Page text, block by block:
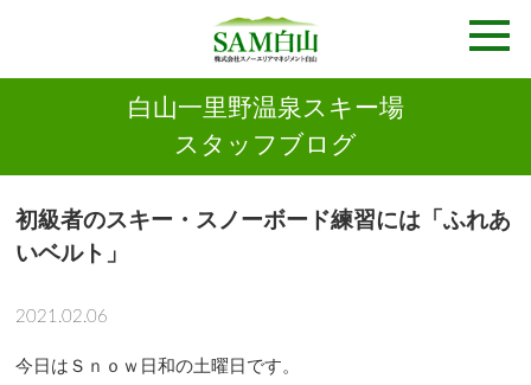
白山一里野温泉スキー場
スタッフブログ
初級者のスキー・スノーボード練習には「ふれあ
いベルト」
2021.02.06
今日はＳｎｏｗ日和の土曜日です。